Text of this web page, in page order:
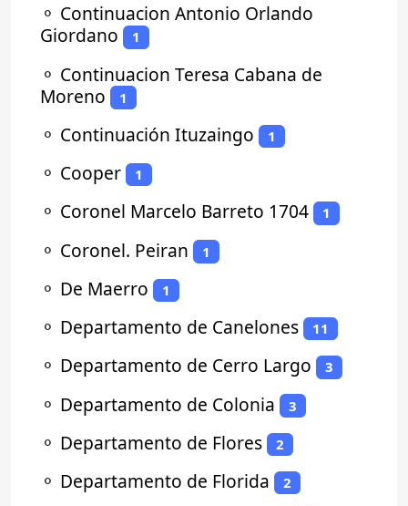
⚬ Continuacion Antonio Orlando
Giordano
1
⚬ Continuacion Teresa Cabana de
Moreno
1
⚬ Continuación Ituzaingo 1
⚬ Cooper 1
⚬ Coronel Marcelo Barreto 1704 1
⚬ Coronel. Peiran 1
⚬ De Maerro 1
⚬ Departamento de Canelones 11
⚬ Departamento de Cerro Largo 3
⚬ Departamento de Colonia 3
⚬ Departamento de Flores 2
⚬ Departamento de Florida 2